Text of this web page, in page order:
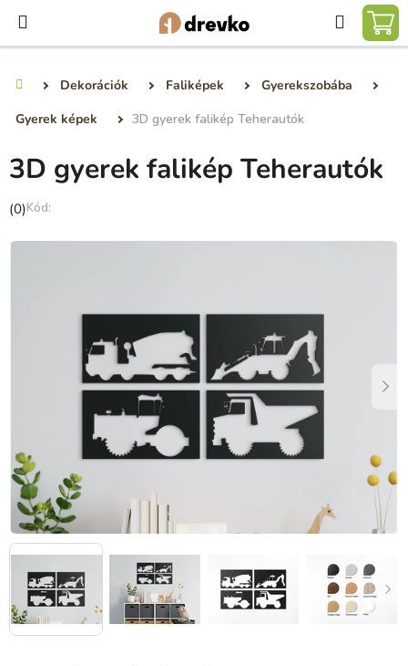
fő
Dekorációk Faliképek
Gyerekszobába
Gyerek képek
3D gyerek falikép Teherautók
3D gyerek falikép Teherautók
A
átlagos
(0)